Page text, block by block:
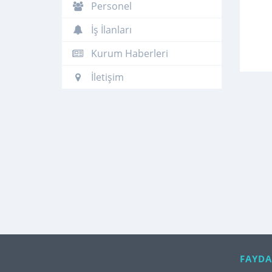
Personel
İş İlanları
Kurum Haberleri
İletişim